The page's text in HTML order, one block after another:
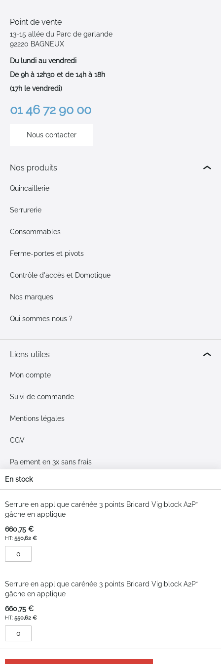
En stock
Serrure en applique carénée 3 points Bricard Vigiblock A2P*
gâche en applique
660,75 €
550,62 €
Serrure en applique carénée 3 points Bricard Vigiblock A2P*
gâche en applique
660,75 €
550,62 €
Point de vente
13-15 allée du Parc de garlande
92220 BAGNEUX
Du lundi au vendredi
De 9h à 12h30 et de 14h à 18h
(17h le vendredi)
01 46 72 90 00
Nous contacter
Nos produits
Quincaillerie
Serrurerie
Consommables
Ferme-portes et pivots
Contrôle d'accès et Domotique
Nos marques
Qui sommes nous ?
Liens utiles
Mon compte
Suivi de commande
Mentions légales
CGV
Paiement en 3x sans frais
Livraison & retours
Plan du site
Moyens de paiement
3.2